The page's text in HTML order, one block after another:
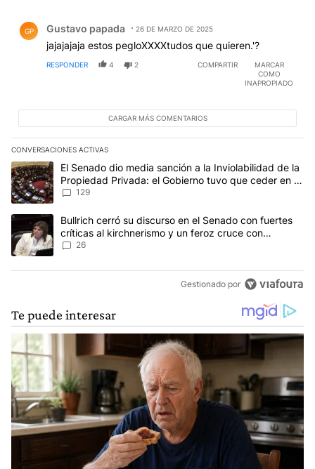
GP Gustavo papada 26 DE MARZO DE 2025
jajajajaja estos pegloXXXXtudos que quieren.'?
RESPONDER 4 2 COMPARTIR
MARCAR
COMO
INAPROPIADO
CARGAR MÁS COMENTARIOS
CONVERSACIONES ACTIVAS
Este listado muestra los artículos con más comentarios en los
Un artículo de tendencia con el título "El Senado dio media
El Senado dio media sanción a la Inviolabilidad de la
Propiedad Privada: el Gobierno tuvo que ceder en la
Ley del Manejo del Fuego
129
Un artículo de tendencia con el título "Bullrich cerró su discurso
Bullrich cerró su discurso en el Senado con fuertes
críticas al kirchnerismo y un feroz cruce con
Capitanich al que le gritó “¡cállate!”
26
Gestionado por